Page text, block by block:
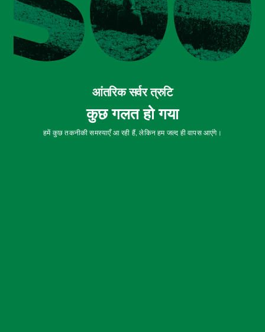
आंतरिक सर्वर त्रुटि
कुछ गलत हो गया
हमें कुछ तकनीकी समस्याएँ आ रही हैं, लेकिन हम जल्द ही वापस आएंगे।